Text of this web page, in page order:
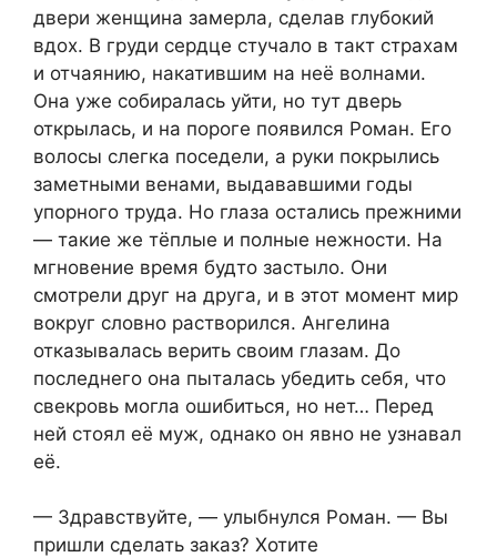
двери женщина замерла, сделав глубокий
вдох. В груди сердце стучало в такт страхам
и отчаянию, накатившим на неё волнами.
Она уже собиралась уйти, но тут дверь
открылась, и на пороге появился Роман. Его
волосы слегка поседели, а руки покрылись
заметными венами, выдававшими годы
упорного труда. Но глаза остались прежними
— такие же тёплые и полные нежности. На
мгновение время будто застыло. Они
смотрели друг на друга, и в этот момент мир
вокруг словно растворился. Ангелина
отказывалась верить своим глазам. До
последнего она пыталась убедить себя, что
свекровь могла ошибиться, но нет… Перед
ней стоял её муж, однако он явно не узнавал
её.
— Здравствуйте, — улыбнулся Роман. — Вы
пришли сделать заказ? Хотите